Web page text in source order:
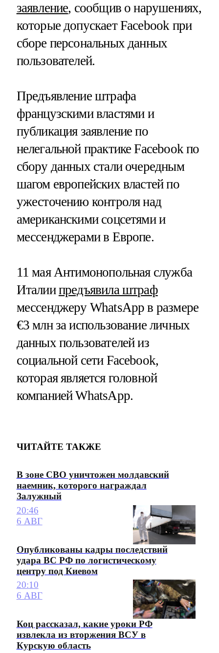
заявление, сообщив о нарушениях,
которые допускает Facebook при
сборе персональных данных
пользователей.
Предъявление штрафа
французскими властями и
публикация заявление по
нелегальной практике Facebook по
сбору данных стали очередным
шагом европейских властей по
ужесточению контроля над
американскими соцсетями и
мессенджерами в Европе.
11 мая Антимонопольная служба
Италиипредъявила штраф
мессенджеру WhatsApp в размере
€3 млн за использование личных
данных пользователей из
социальной сети Facebook,
которая является головной
компанией WhatsApp.
ЧИТАЙТЕ ТАКЖЕ
В зоне СВО уничтожен молдавский
наемник, которого награждал
Залужный
20:46
6 АВГ
Опубликованы кадры последствий
удара ВС РФ по логистическому
центру под Киевом
20:10
6 АВГ
Коц рассказал, какие уроки РФ
извлекла из вторжения ВСУ в
Курскую область